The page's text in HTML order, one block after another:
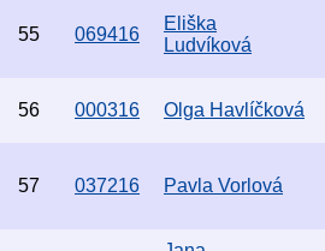
55 069416
Eliška
Ludvíková
56 000316 Olga Havlíčková
57 037216 Pavla Vorlová